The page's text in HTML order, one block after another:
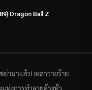
Dragon Ball Z
ย่ามาแล้ว! เหล่าวายร้าย
ห่งการทำลายล้างทั่ว